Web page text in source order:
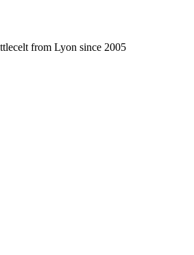
from Lyon since 2005